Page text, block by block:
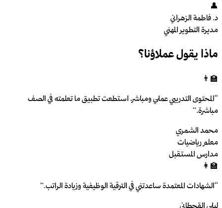
👤
د. فاطمة الزهراني
مديرة التطوير المهني
ماذا يقول عملاؤنا؟
👨‍🏫
“المحتوى التدريبي عملي ومباشر، استطعت تطبيق ما تعلمته في الصف
مباشرة.”
محمد الشمري
معلم رياضيات
مدارس المستقبل
👩‍🏫
“الشهادات المعتمدة ساعدتني في الترقية الوظيفية وزيادة الراتب.”